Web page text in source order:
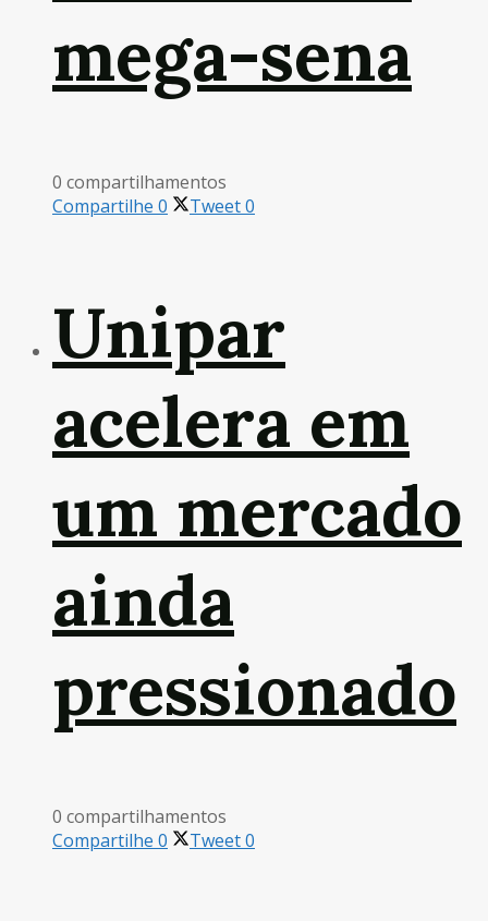
mega-sena
0 compartilhamentos
Compartilhe 0 Tweet0
Unipar
acelera em
um mercado
ainda
pressionado
0 compartilhamentos
Compartilhe 0 Tweet0